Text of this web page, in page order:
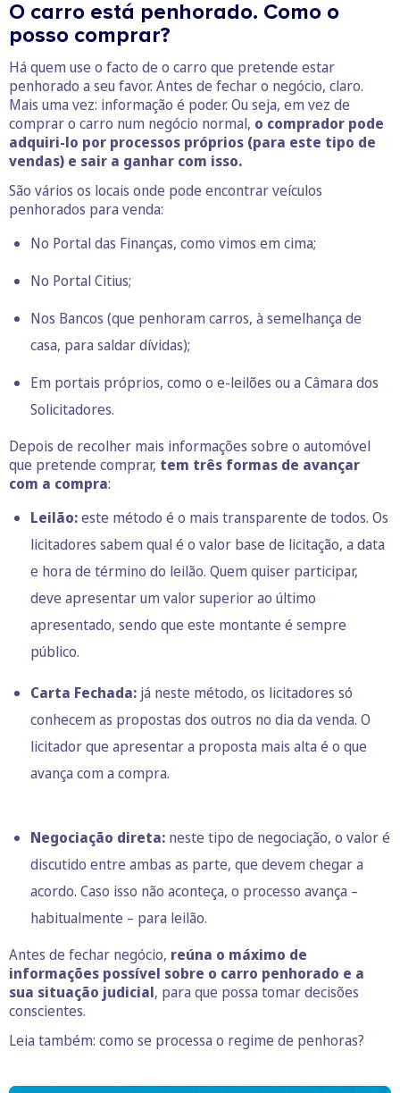
O carro está penhorado. Como o
posso comprar?
Há quem use o facto de o carro que pretende estar
penhorado a seu favor. Antes de fechar o negócio, claro.
Mais uma vez: informação é poder. Ou seja, em vez de
comprar o carro num negócio normal, o comprador pode
adquiri-lo por processos próprios (para este tipo de
vendas) e sair a ganhar com isso.
São vários os locais onde pode encontrar veículos
penhorados para venda:
No Portal das Finanças, como vimos em cima;
No Portal Citius;
Nos Bancos (que penhoram carros, à semelhança de
casa, para saldar dívidas);
Em portais próprios, como o e-leilões ou a Câmara dos
Solicitadores.
Depois de recolher mais informações sobre o automóvel
que pretende comprar, tem três formas de avançar
com a compra:
Leilão:este método é o mais transparente de todos. Os
licitadores sabem qual é o valor base de licitação, a data
e hora de término do leilão. Quem quiser participar,
deve apresentar um valor superior ao último
apresentado, sendo que este montante é sempre
público.
Carta Fechada: já neste método, os licitadores só
conhecem as propostas dos outros no dia da venda. O
licitador que apresentar a proposta mais alta é o que
avança com a compra.
Negociação direta: neste tipo de negociação, o valor é
discutido entre ambas as parte, que devem chegar a
acordo. Caso isso não aconteça, o processo avança –
habitualmente – para leilão.
Antes de fechar negócio, reúna o máximo de
informações possível sobre o carro penhorado e a
sua situação judicial, para que possa tomar decisões
conscientes.
Leia também: como se processa o regime de penhoras?